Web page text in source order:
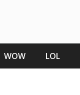
WOW LOL